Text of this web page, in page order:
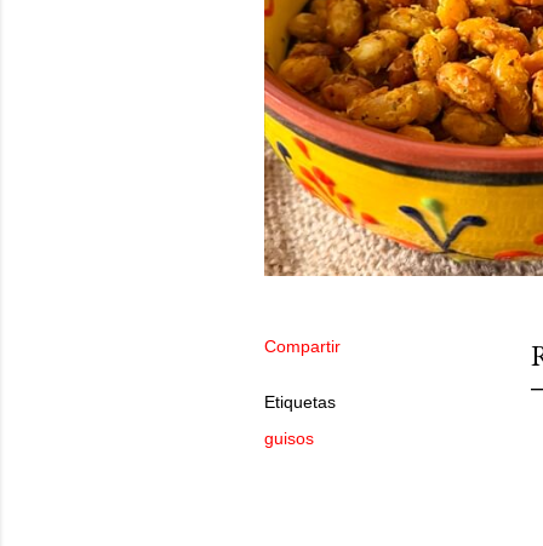
Compartir
Etiquetas
guisos